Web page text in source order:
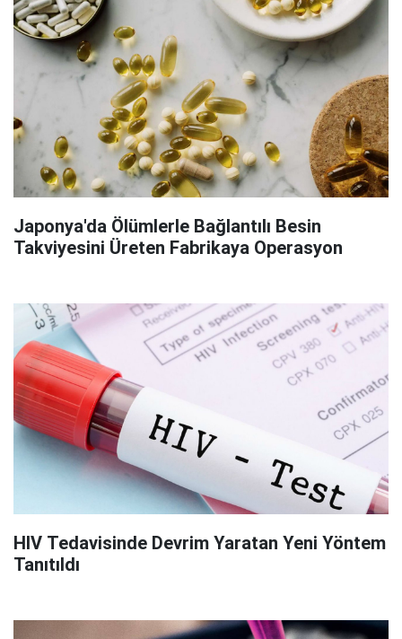
Japonya'da Ölümlerle Bağlantılı Besin
Takviyesini Üreten Fabrikaya Operasyon
HIV Tedavisinde Devrim Yaratan Yeni Yöntem
Tanıtıldı